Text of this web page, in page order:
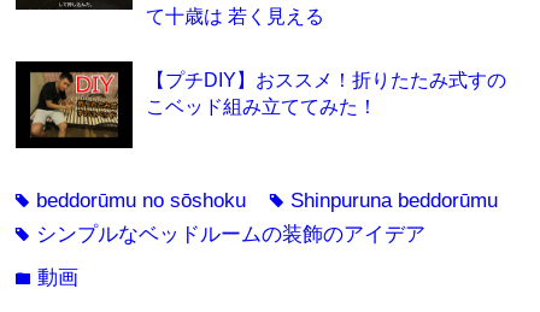
て十歳は 若く見える
【プチDIY】おススメ！折りたたみ式すの
こベッド組み立ててみた！
tag beddorūmu no sōshoku tag Shinpuruna beddorūmu
tag シンプルなベッドルームの装飾のアイデア
folder動画